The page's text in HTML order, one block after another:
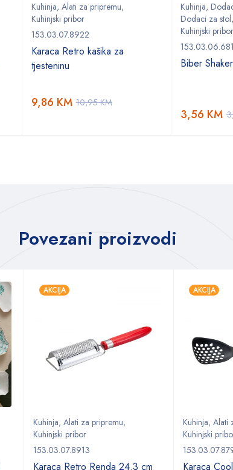
Kuhinja, Alati za pripremu,
Kuhinjski pribor
153.03.07.8922
Karaca Retro kašika za
tjesteninu
10,95KM
9,86 KM
Kuhinja,
Dodaci za stol,
Kuhinjski pribor
Biber
3,56 KM
Povezani proizvodi
AKCIJA
Kuhinja, Alati za pripremu,
Kuhinjski pribor
153.03.07.8913
Karaca Retro Renda 24.3 cm
AKCIJA
Kuhinja, Alati
Kuhinjski
Karaca